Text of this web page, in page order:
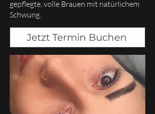
gepflegte, volle Brauen mit natürlichem
Schwung.
Jetzt Termin Buchen